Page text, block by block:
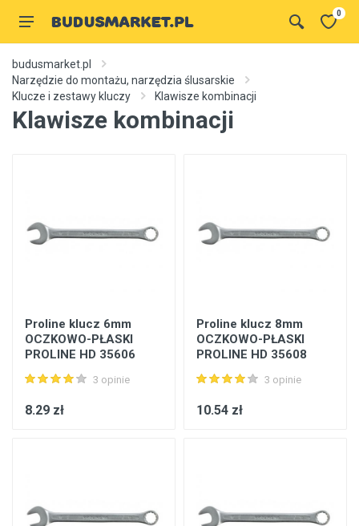
0
budusmarket.pl
Narzędzie do montażu, narzędzia ślusarskie
Klucze i zestawy kluczy
Klawisze kombinacji
Klawisze kombinacji
Proline klucz 6mm
OCZKOWO-PŁASKI
PROLINE HD 35606
3 opinie
8.29 zł
Proline klucz 8mm
OCZKOWO-PŁASKI
PROLINE HD 35608
3 opinie
10.54 zł